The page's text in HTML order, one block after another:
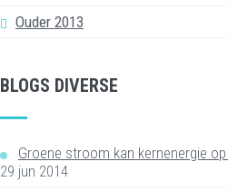
Ouder 2013
BLOGS DIVERSE
Groene stroom kan kernenergie op
29 jun 2014